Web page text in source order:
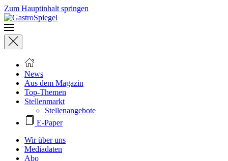
Zum Hauptinhalt springen
News
Aus dem Magazin
Top-Themen
Stellenmarkt
Stellenangebote
E-Paper
Wir über uns
Mediadaten
Abo